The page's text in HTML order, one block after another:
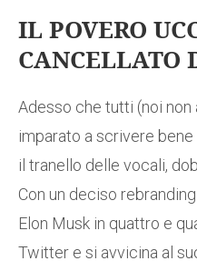
IL POVERO
CANCELLATO
Adesso che tutti (noi
imparato a scrivere
il tranello delle vocali,
Con un deciso
Elon Musk in quattro e
Twitter e si avvicina al